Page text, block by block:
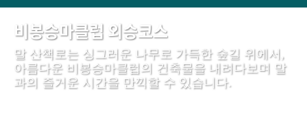
비봉승마클럽 외승코스
말 산책로는 싱그러운 나무로 가득한 숲길 위에서,
아름다운 비봉승마클럽의 건축물을 내려다보며 말
과의 즐거운 시간을 만끽할 수 있습니다.